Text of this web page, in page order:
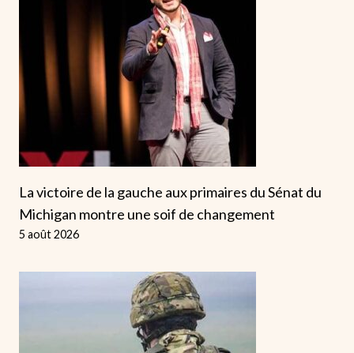
La victoire de la gauche aux primaires du Sénat du
Michigan montre une soif de changement
5 août 2026